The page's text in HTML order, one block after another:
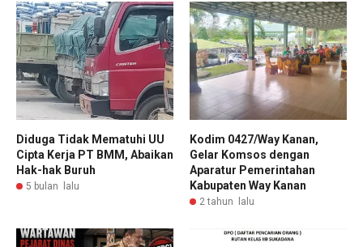
Diduga Tidak Mematuhi UU
Cipta Kerja PT BMM, Abaikan
Hak-hak Buruh
5 bulan lalu
Kodim 0427/Way Kanan,
Gelar Komsos dengan
Aparatur Pemerintahan
Kabupaten Way Kanan
2 tahun lalu